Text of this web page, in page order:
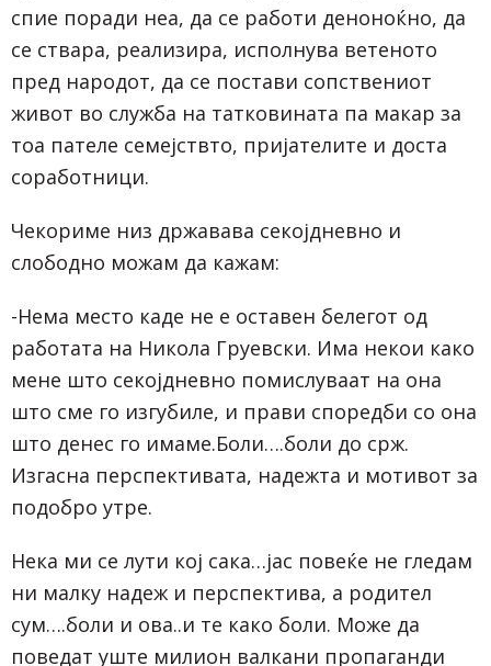
спие поради неа, да се работи деноноќно, да
се ствара, реализира, исполнува ветеното
пред народот, да се постави сопствениот
живот во служба на татковината па макар за
тоа пателе семејствто, пријателите и доста
соработници.
Чекориме низ државава секојдневно и
слободно можам да кажам:
-Нема место каде не е оставен белегот од
работата на Никола Груевски. Има некои како
мене што секојдневно помислуваат на она
што сме го изгубиле, и прави споредби со она
што денес го имаме.Боли….боли до срж.
Изгасна перспективата, надежта и мотивот за
подобро утре.
Нека ми се лути кој сака…јас повеќе не гледам
ни малку надеж и перспектива, а родител
сум….боли и ова..и те како боли. Може да
поведат уште милион валкани пропаганди